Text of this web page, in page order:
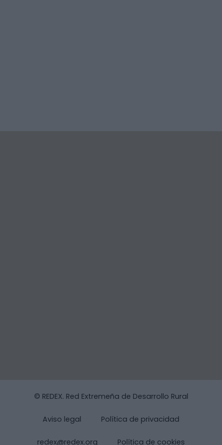
© REDEX. Red Extremeña de Desarrollo Rural
Aviso legal Política de privacidad
redex@redex.org Política de cookies